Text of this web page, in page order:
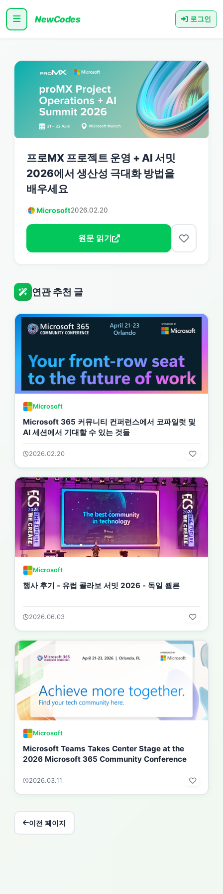
NewCodes 로그인
프로MX 프로젝트 운영 + AI 서밋
2026에서 생산성 극대화 방법을
배우세요
Microsoft2026.02.20
원문 읽기
연관 추천 글
Microsoft
Microsoft 365 커뮤니티 컨퍼런스에서 코파일럿 및
AI 세션에서 기대할 수 있는 것들
2026.02.20
Microsoft
행사 후기 - 유럽 콜라보 서밋 2026 - 독일 쾰른
2026.06.03
Microsoft
Microsoft Teams Takes Center Stage at the
2026 Microsoft 365 Community Conference
2026.03.11
이전 페이지